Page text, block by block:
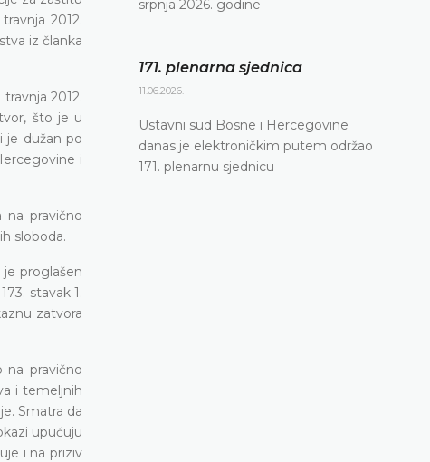
2012.
iz članka
travnja 2012.
što je u
je dužan po
i
na pravično
sloboda.
je proglašen
stavak 1.
zatvora
na pravično
i temeljnih
Smatra da
upućuju
i na priziv
srpnja 2026. godine
171. plenarna sjednica
11.06.2026.
Ustavni sud Bosne i Hercegovine
danas je elektroničkim putem održao
171. plenarnu sjednicu